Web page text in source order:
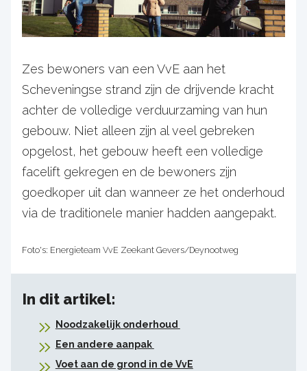
Zes bewoners van een VvE aan het
Scheveningse strand zijn de drijvende kracht
achter de volledige verduurzaming van hun
gebouw. Niet alleen zijn al veel gebreken
opgelost, het gebouw heeft een volledige
facelift gekregen en de bewoners zijn
goedkoper uit dan wanneer ze het onderhoud
via de traditionele manier hadden aangepakt.
Foto's: Energieteam VvE Zeekant Gevers/Deynootweg
In dit artikel:
Noodzakelijk onderhoud
Een andere aanpak
Voet aan de grond in de VvE